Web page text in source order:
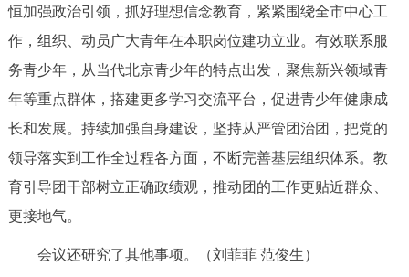
恒加强政治引领，抓好理想信念教育，紧紧围绕全市中心工
作，组织、动员广大青年在本职岗位建功立业。有效联系服
务青少年，从当代北京青少年的特点出发，聚焦新兴领域青
年等重点群体，搭建更多学习交流平台，促进青少年健康成
长和发展。持续加强自身建设，坚持从严管团治团，把党的
领导落实到工作全过程各方面，不断完善基层组织体系。教
育引导团干部树立正确政绩观，推动团的工作更贴近群众、
更接地气。
会议还研究了其他事项。（刘菲菲 范俊生）